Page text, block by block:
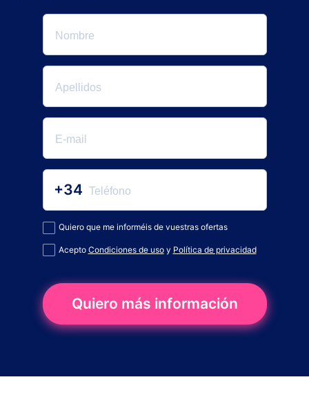
+34
Quiero que me informéis de vuestras ofertas
Acepto Condiciones de usoy Política de privacidad
Quiero más información